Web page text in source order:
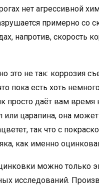
нет агрессивной
примерно со
напротив, скорость
это не так: коррозия
пока есть хоть
просто даёт вам время
или царапина, она
так что с
как именно
можно только
исследований.